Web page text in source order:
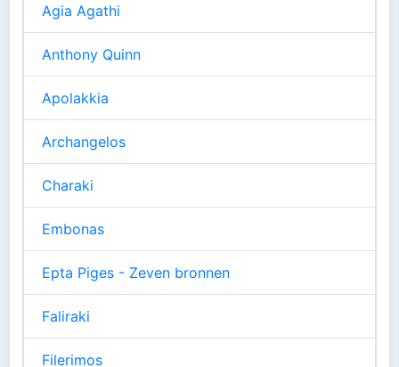
Agia Agathi
Anthony Quinn
Apolakkia
Archangelos
Charaki
Embonas
Epta Piges - Zeven bronnen
Faliraki
Filerimos